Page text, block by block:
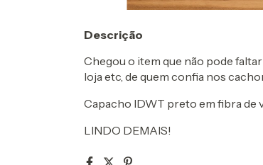
Descrição
Chegou o item que não pode
loja etc, de quem confia nos
Capacho IDWT preto em fibra de
LINDO DEMAIS!